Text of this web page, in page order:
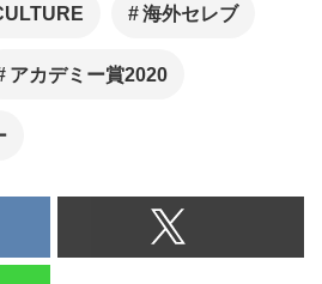
海外セレブ
アカデミー賞2020